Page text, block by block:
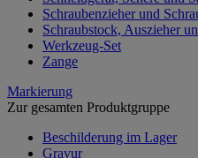
Schraubenzieher und
Schraubstock, Auszieher
Werkzeug-Set
Zange
Markierung
Zur gesamten Produktgruppe
Beschilderung im Lager
Gravur